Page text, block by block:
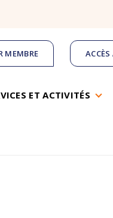
MEMBRE
ET ACTIVITÉS